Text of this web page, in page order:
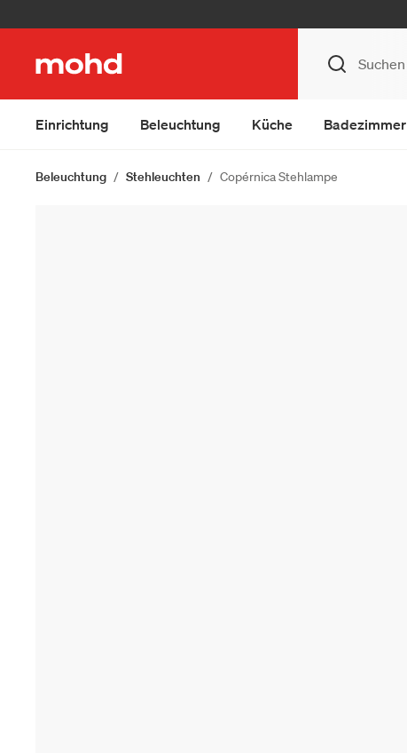
Einrichtung Beleuchtung Küche Badezimmer
Beleuchtung Stehleuchten Copérnica Stehlampe